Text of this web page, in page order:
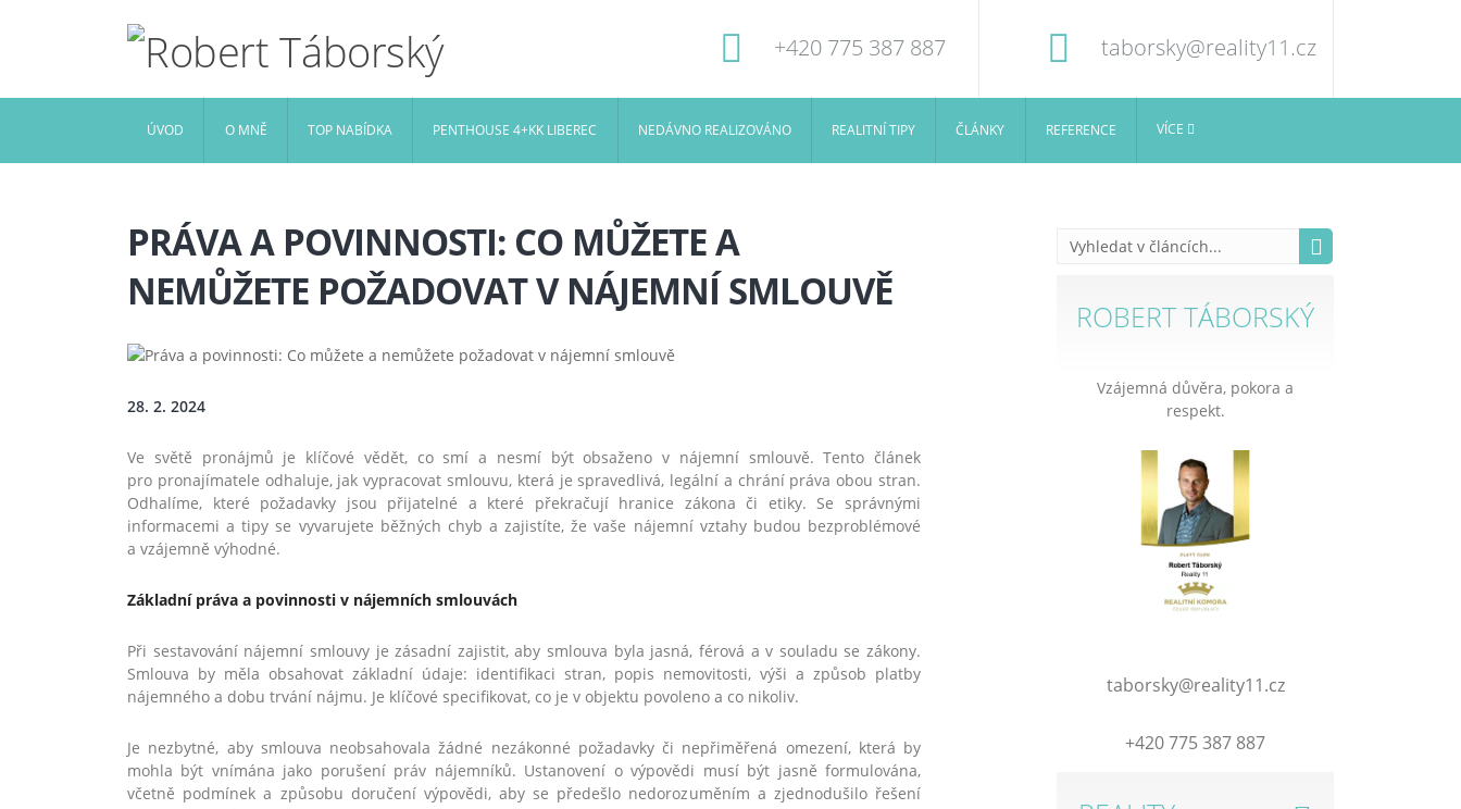
+420 775 387 887 taborsky@reality11.cz
ÚVOD O MNĚ TOP NABÍDKA PENTHOUSE 4+KK LIBEREC NEDÁVNO REALIZOVÁNO REALITNÍ TIPY ČLÁNKY REFERENCE VÍCE
PRÁVA A POVINNOSTI: CO MŮŽETE A
NEMŮŽETE POŽADOVAT V NÁJEMNÍ SMLOUVĚ
28. 2. 2024
Ve světě pronájmů je klíčové vědět, co smí a nesmí být obsaženo v nájemní smlouvě. Tento článek
pro pronajímatele odhaluje, jak vypracovat smlouvu, která je spravedlivá, legální a chrání práva obou stran.
Odhalíme, které požadavky jsou přijatelné a které překračují hranice zákona či etiky. Se správnými
informacemi a tipy se vyvarujete běžných chyb a zajistíte, že vaše nájemní vztahy budou bezproblémové
a vzájemně výhodné.
Základní práva a povinnosti v nájemních smlouvách
Při sestavování nájemní smlouvy je zásadní zajistit, aby smlouva byla jasná, férová a v souladu se zákony.
Smlouva by měla obsahovat základní údaje: identifikaci stran, popis nemovitosti, výši a způsob platby
nájemného a dobu trvání nájmu. Je klíčové specifikovat, co je v objektu povoleno a co nikoliv.
Je nezbytné, aby smlouva neobsahovala žádné nezákonné požadavky či nepřiměřená omezení, která by
mohla být vnímána jako porušení práv nájemníků. Ustanovení o výpovědi musí být jasně formulována,
včetně podmínek a způsobu doručení výpovědi, aby se předešlo nedorozuměním a zjednodušilo řešení
ROBERT TÁBORSKÝ
Vzájemná důvěra, pokora a
respekt.
taborsky@reality11.cz
+420 775 387 887